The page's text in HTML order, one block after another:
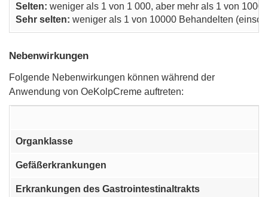
Selten: weniger als 1 von 1 000, aber mehr als 1 von
Sehr selten: weniger als 1 von 10000 Behandelten
Nebenwirkungen
Folgende Nebenwirkungen können während der
Anwendung von OeKolpCreme auftreten:
Organklasse
Gefäßerkrankungen
Erkrankungen des Gastrointestinaltrakts